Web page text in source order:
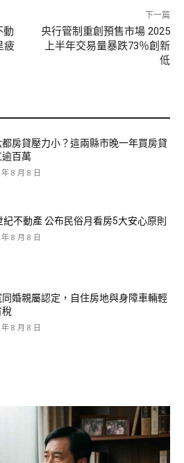
動
疲
下一篇
央行管制重創預售市場 2025
上半年交易量暴跌73％創新
低
都房貸壓力小？這兩縣市晚一年買房貸
逾百萬
8 月 8 日
紀不動產 公布民俗月看房5大安心原則
8 月 8 日
同婚親屬認定，自住房地與身障車輛輕
稅
8 月 8 日